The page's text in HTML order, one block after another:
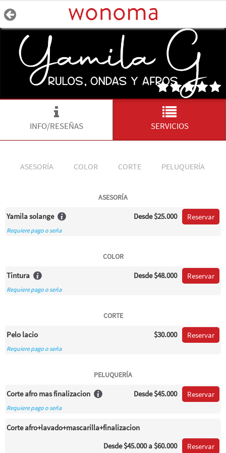
INFO/RESEÑAS SERVICIOS
ASESORÍA COLOR CORTE PELUQUERÍA
ASESORÍA
Yamila solange Desde$25.000 Reservar
Requiere pago o seña
COLOR
Tintura Desde$48.000 Reservar
Requiere pago o seña
CORTE
Pelo lacio $30.000 Reservar
Requiere pago o seña
PELUQUERÍA
Corte afro mas finalizacion Desde$45.000 Reservar
Requiere pago o seña
Corte afro+lavado+mascarilla+finalizacion
Desde$45.000a $60.000 Reservar